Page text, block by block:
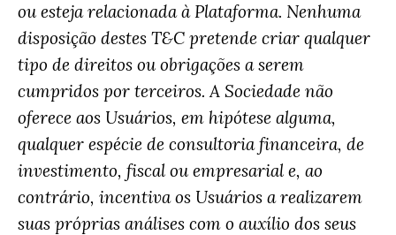
ou esteja relacionada à Plataforma. Nenhuma
disposição destes T&C pretende criar qualquer
tipo de direitos ou obrigações a serem
cumpridos por terceiros. A Sociedade não
oferece aos Usuários, em hipótese alguma,
qualquer espécie de consultoria financeira, de
investimento, fiscal ou empresarial e, ao
contrário, incentiva os Usuários a realizarem
suas próprias análises com o auxílio dos seus